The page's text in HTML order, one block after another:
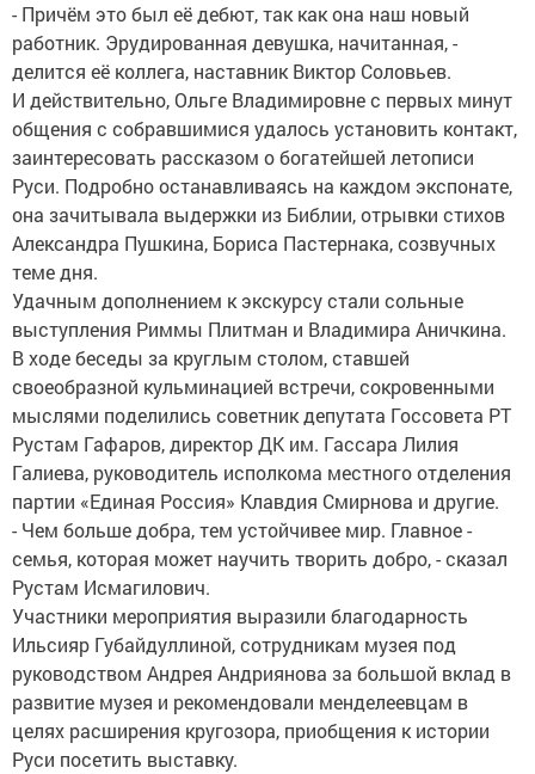
- Причём это был её дебют, так как она наш новый
работник. Эрудированная девушка, начитанная, -
делится её коллега, наставник Виктор Соловьев.
И действительно, Ольге Владимировне с первых минут
общения с собравшимися удалось установить контакт,
заинтересовать рассказом о богатейшей летописи
Руси. Подробно останавливаясь на каждом экспонате,
она зачитывала выдержки из Библии, отрывки стихов
Александра Пушкина, Бориса Пастернака, созвучных
теме дня.
Удачным дополнением к экскурсу стали сольные
выступления Риммы Плитман и Владимира Аничкина.
В ходе беседы за круглым столом, ставшей
своеобразной кульминацией встречи, сокровенными
мыслями поделились советник депутата Госсовета РТ
Рустам Гафаров, директор ДК им. Гассара Лилия
Галиева, руководитель исполкома местного отделения
партии «Единая Россия» Клавдия Смирнова и другие.
- Чем больше добра, тем устойчивее мир. Главное -
семья, которая может научить творить добро, - сказал
Рустам Исмагилович.
Участники мероприятия выразили благодарность
Ильсияр Губайдуллиной, сотрудникам музея под
руководством Андрея Андриянова за большой вклад в
развитие музея и рекомендовали менделеевцам в
целях расширения кругозора, приобщения к истории
Руси посетить выставку.